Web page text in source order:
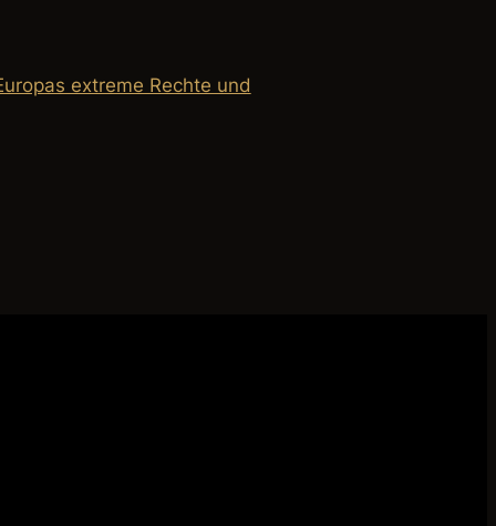
extreme Rechte und